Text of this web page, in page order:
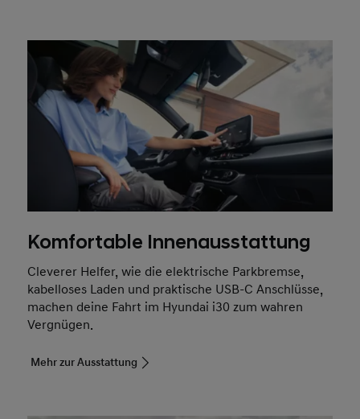
Komfortable Innenausstattung
Cleverer Helfer, wie die elektrische Parkbremse,
kabelloses Laden und praktische USB-C Anschlüsse,
machen deine Fahrt im Hyundai i30 zum wahren
Vergnügen.
Mehr zur Ausstattung